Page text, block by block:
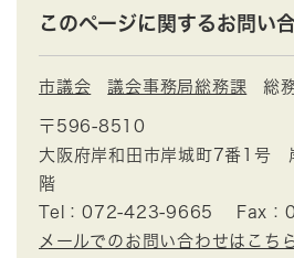
このページに関するお問い
市議会 議会事務局総務課 総
〒596-8510
大阪府岸和田市岸城町7番1号
階
Tel：072-423-9665
Fax
メールでのお問い合わせはこち